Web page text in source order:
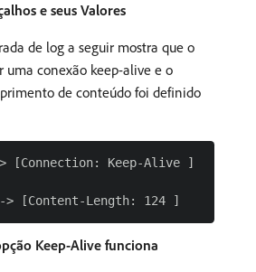
e seus Valores
de log a seguir mostra que o
uma conexão keep-alive e o
de conteúdo foi definido
[Connection: Keep-Alive ]
Keep-Alive funciona